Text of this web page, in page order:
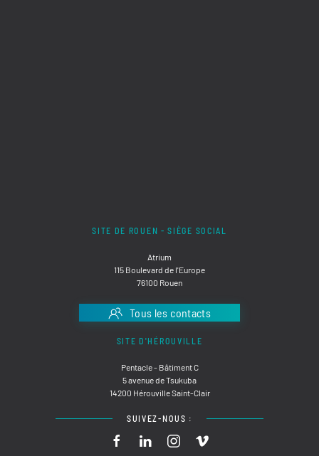
SITE DE ROUEN - SIÈGE SOCIAL
Atrium
115 Boulevard de l'Europe
76100 Rouen
Tous les contacts
SITE D'HÉROUVILLE
Pentacle - Bâtiment C
5 avenue de Tsukuba
14200 Hérouville Saint-Clair
SUIVEZ-NOUS :